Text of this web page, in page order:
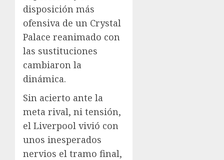
disposición más
ofensiva de un Crystal
Palace reanimado con
las sustituciones
cambiaron la
dinámica.
Sin acierto ante la
meta rival, ni tensión,
el Liverpool vivió con
unos inesperados
nervios el tramo final,